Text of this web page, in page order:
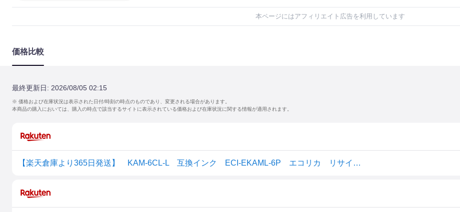
本ページにはアフィリエイト広告を利用しています
価格比較
最終更新日: 2026/08/05 02:15
※ 価格および在庫状況は表示された日付/時刻の時点のものであり、変更される場合があります。
本商品の購入においては、購入の時点で該当するサイトに表示されている価格および在庫状況に関する情報が適用されます。
【楽天倉庫より365日発送】 KAM-6CL-L 互換インク ECI-EKAML-6P エコリカ リサイクルインク